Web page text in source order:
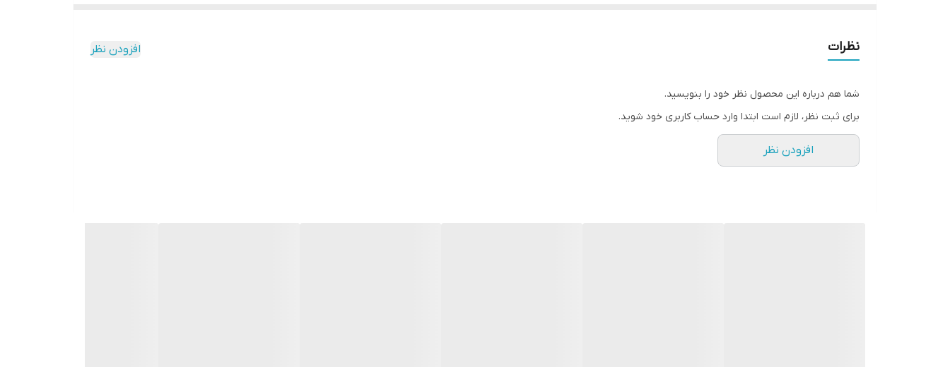
جنس شاسی ام دی اف هست عکس روی چوب چسبیده میشود و شیشه ندارد
نظرات افزودن نظر
شما هم درباره این محصول نظر خود را بنویسید.
برای ثبت نظر، لازم است ابتدا وارد حساب کاربری خود شوید.
افزودن نظر